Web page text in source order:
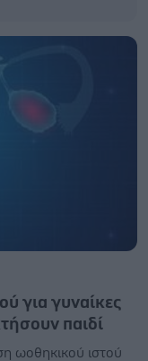
για γυναίκες
παιδί
ωοθηκικού ιστού